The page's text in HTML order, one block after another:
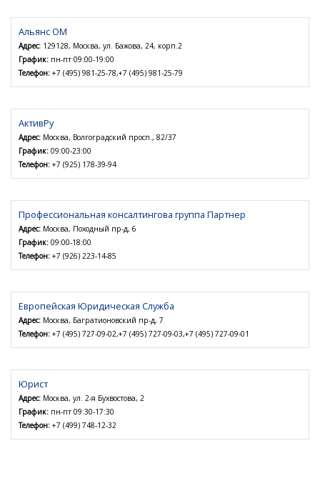
Альянс ОМ
Адрес: 129128, Москва, ул. Бажова, 24, корп.2
График: пн-пт 09:00-19:00
Телефон: +7 (495) 981-25-78,+7 (495) 981-25-79
АктивРу
Адрес: Москва, Волгоградский просп., 82/37
График: 09:00-23:00
Телефон: +7 (925) 178-39-94
Профессиональная консалтингова группа Партнер
Адрес: Москва, Походный пр-д, 6
График: 09:00-18:00
Телефон: +7 (926) 223-14-85
Европейская Юридическая Служба
Адрес: Москва, Багратионовский пр-д, 7
Телефон: +7 (495) 727-09-02,+7 (495) 727-09-03,+7 (495) 727-09-01
Юрист
Адрес: Москва, ул. 2-я Бухвостова, 2
График: пн-пт 09:30-17:30
Телефон: +7 (499) 748-12-32